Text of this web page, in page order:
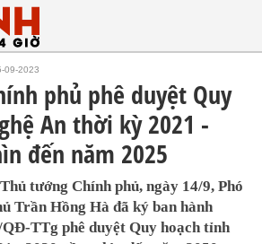
09-2023
phủ phê duyệt Quy
An thời kỳ 2021 -
đến năm 2025
tướng Chính phủ, ngày 14/9, Phó
Trần Hồng Hà đã ký ban hành
TTg phê duyệt Quy hoạch tỉnh